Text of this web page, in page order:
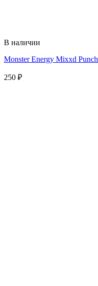
В наличии
Monster Energy Mixxd Punch
250 ₽